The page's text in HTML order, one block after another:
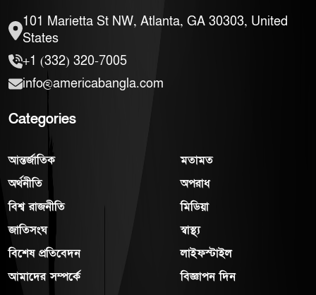
101 Marietta St NW, Atlanta, GA 30303, United
States
+1 (332) 320-7005
info@americabangla.com
Categories
আন্তর্জাতিক
অর্থনীতি
বিশ্ব রাজনীতি
জাতিসংঘ
বিশেষ প্রতিবেদন
আমাদের সম্পর্কে
মতামত
অপরাধ
মিডিয়া
স্বাস্থ্য
লাইফস্টাইল
বিজ্ঞাপন দিন